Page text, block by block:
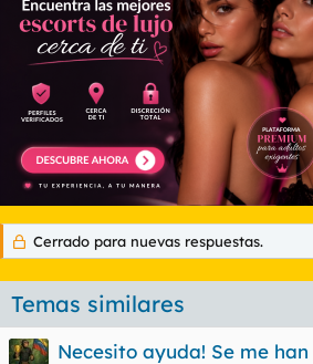
Cerrado para nuevas respuestas.
Temas similares
Necesito ayuda! Se me